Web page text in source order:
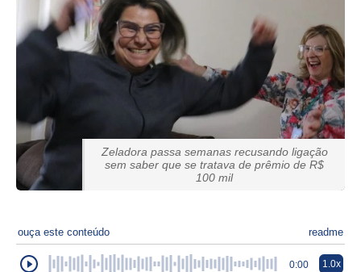
Zeladora passa semanas recusando ligação
sem saber que se tratava de prêmio de R$
100 mil
ouça este conteúdo readme
0:00 1.0x